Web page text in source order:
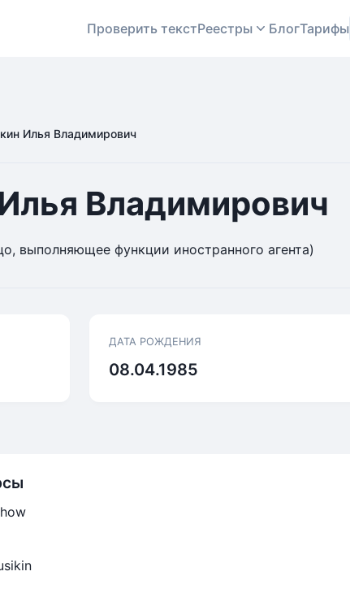
Проверить текстРеестры БлогТарифы
Илья Владимирович
Владимирович
выполняющее функции иностранного агента)
ДАТА РОЖДЕНИЯ
08.04.1985